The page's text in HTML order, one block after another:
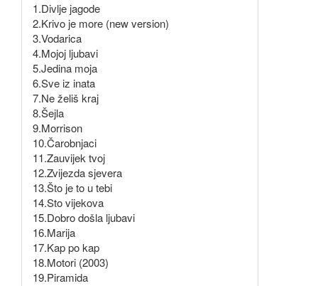
1.Divlje jagode
2.Krivo je more (new version)
3.Vodarica
4.Mojoj ljubavi
5.Jedina moja
6.Sve iz inata
7.Ne želiš kraj
8.Šejla
9.Morrison
10.Čarobnjaci
11.Zauvijek tvoj
12.Zvijezda sjevera
13.Što je to u tebi
14.Sto vijekova
15.Dobro došla ljubavi
16.Marija
17.Kap po kap
18.Motori (2003)
19.Piramida